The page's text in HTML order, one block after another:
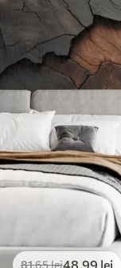
81.65lei48 .99 lei